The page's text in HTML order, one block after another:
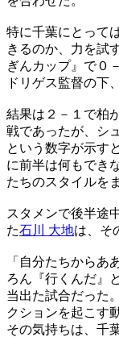
特に千葉にとって
きるのか、力を試
ぎんカップ』で０
ドリゲス監督の下
結果は２－１で柏
戦であったが、シ
という数字が示す
に前半は何もでき
たちのスタイルを
スタメンで後半途
た石川 大地は、そ
「自分たちからあ
ろん『行くんだ』
当出た試合だった
クションを起こす
その気持ちは、千